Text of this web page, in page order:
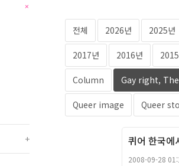
+
+
전체 2026년 2025년
2017년 2016년
Column Gay right,
Queer image Queer
퀴어 한국에
2008-09-28